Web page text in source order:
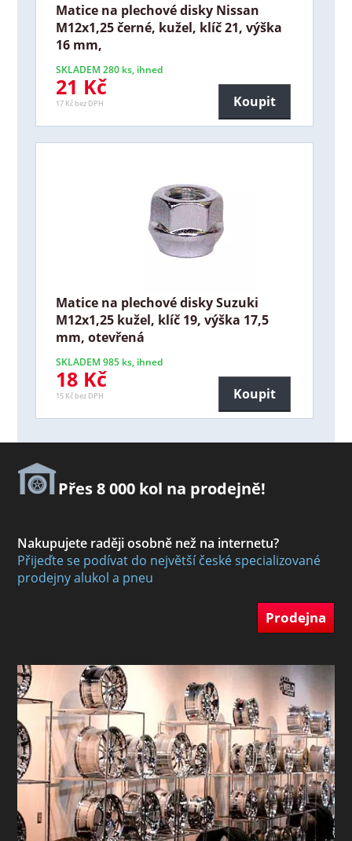
Matice na plechové disky Nissan
M12x1,25 černé, kužel, klíč 21, výška
16 mm,
SKLADEM 280 ks, ihned
21 Kč
17 Kč bez DPH Koupit
Matice na plechové disky Suzuki
M12x1,25 kužel, klíč 19, výška 17,5
mm, otevřená
SKLADEM 985 ks, ihned
18 Kč
15 Kč bez DPH Koupit
Přes 8 000 kol na prodejně!
Nakupujete raději osobně než na internetu?
Přijeďte se podívat do největší české specializované
prodejny alukol a pneu
Prodejna